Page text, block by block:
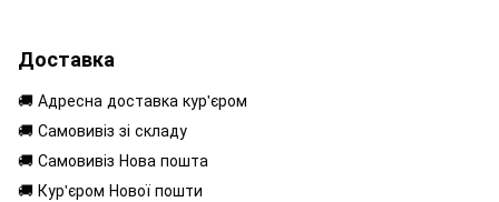
Доставка
🚚 Адресна доставка кур'єром
🚚 Самовивіз зі складу
🚚 Самовивіз Нова пошта
🚚 Кур'єром Нової пошти